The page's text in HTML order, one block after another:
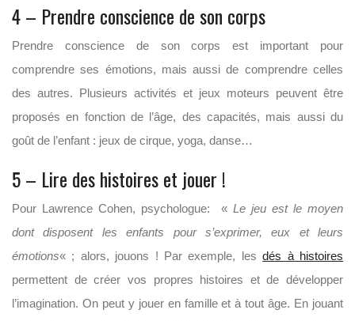
4 – Prendre conscience de son corps
Prendre conscience de son corps est important pour
comprendre ses émotions, mais aussi de comprendre celles
des autres. Plusieurs activités et jeux moteurs peuvent être
proposés en fonction de l’âge, des capacités, mais aussi du
goût de l’enfant : jeux de cirque, yoga, danse…
5 – Lire des histoires et jouer !
Pour Lawrence Cohen, psychologue: « Le jeu est le moyen
dont disposent les enfants pour s’exprimer, eux et leurs
émotions« ; alors, jouons ! Par exemple, lesdés à histoires
permettent de créer vos propres histoires et de développer
l’imagination. On peut y jouer en famille et à tout âge. En jouant